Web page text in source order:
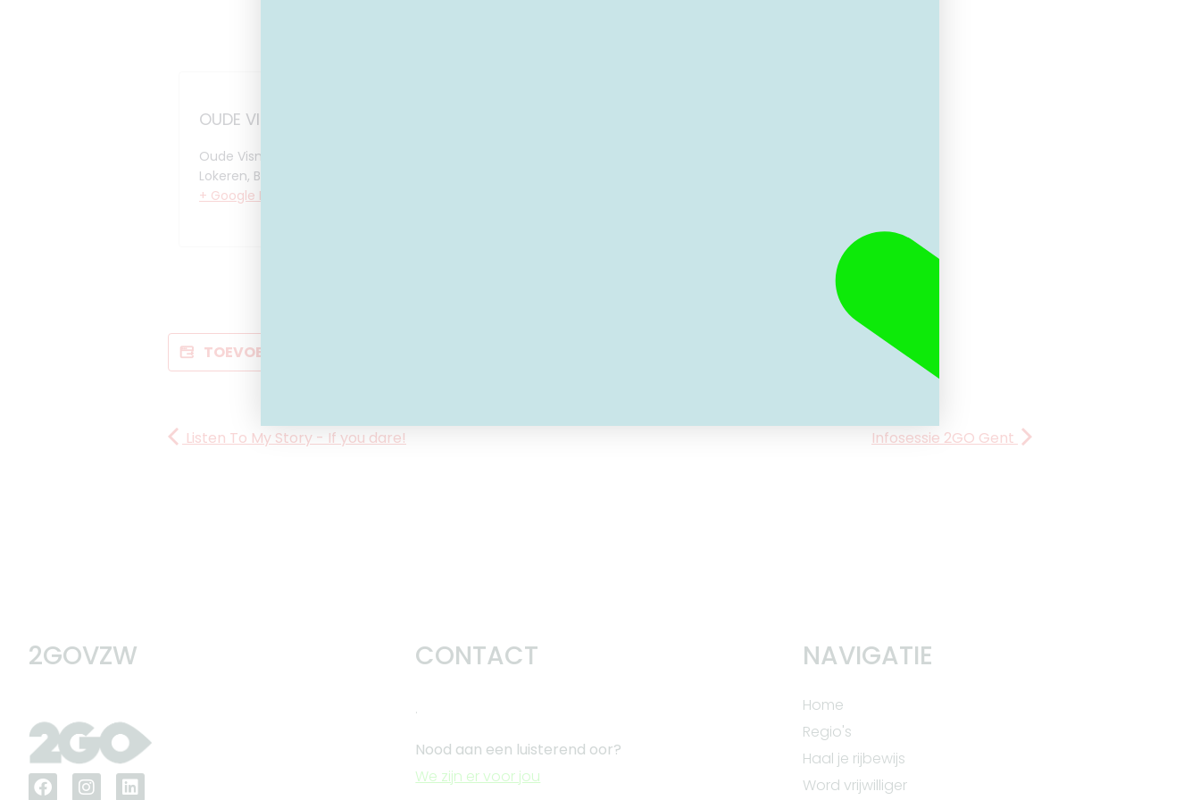
OUDE VISMIJN 1, LOKEREN
Oude Vismijn 1
Lokeren, Belgium
+ Google Maps
TOEVOEGEN AAN KALENDER
Listen To My Story - If you dare! Infosessie 2GO Gent
2GOVZW CONTACT
.
Nood aan een luisterend oor?
We zijn er voor jou
NAVIGATIE
Home
Regio's
Haal je rijbewijs
Word vrijwilliger